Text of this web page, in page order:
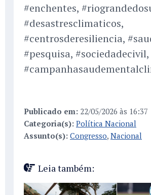
#enchentes,
#desastresclimaticos,
#centrosderesiliencia,
#pesquisa, #sociedadecivil,
Publicado em: 22/05/2026 às 16:37
Categoria(s): Política Nacional
Assunto(s): Congresso, Nacional
Leia também: